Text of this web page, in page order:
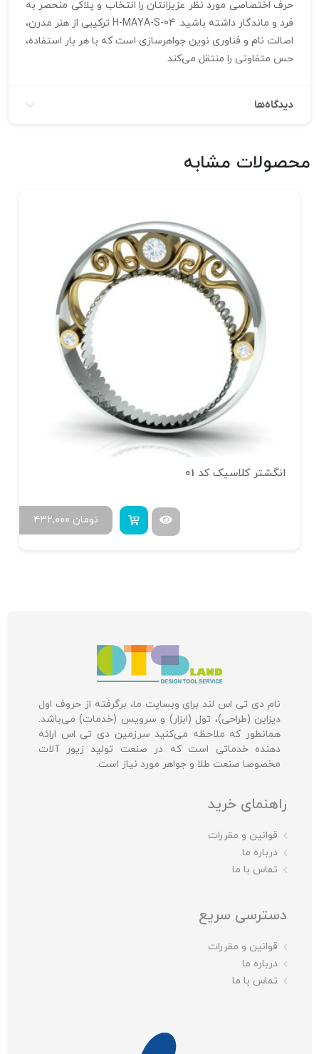
حرف اختصاصی مورد نظر عزیزانتان را انتخاب و پلاکی منحصر به‌
فرد و ماندگار داشته باشید. H-MAYA-S-04 ترکیبی از هنر مدرن،
اصالت نام و فناوری نوین جواهرسازی است که با هر بار استفاده،
حس متفاوتی را منتقل می‌کند.
دیدگاه‌ها
محصولات مشابه
انگشتر کلاسیک کد 01
۴۳۲,۰۰۰ تومان
نام دی تی اس لند برای وبسایت ما، برگرفته از حروف اول
دیزاین (طراحی)، تول (ابزار) و سرویس (خدمات) می‌باشد.
همانطور که ملاحظه می‌کنید سرزمین دی تی اس ارائه
دهنده خدماتی است که در صنعت تولید زیور آلات
مخصوصا صنعت طلا و جواهر مورد نیاز است.
راهنمای خرید
قوانین و مقررات
درباره ما
تماس با ما
دسترسی سریع
قوانین و مقررات
درباره ما
تماس با ما